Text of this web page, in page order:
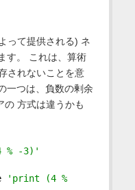
って提供される) ネ
す。 これは、算術
されないことを意
一つは、負数の剰余
の 方式は違うかも
% -3)'
'print (4 %